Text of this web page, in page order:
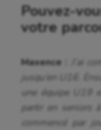
Pouvez-
votre
Maxence :
J’ai
jusqu’en U16.
une équipe U19
partir en seniors
commencé par